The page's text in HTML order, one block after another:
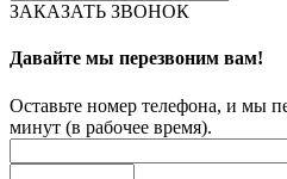
ЗАКАЗАТЬ ЗВОНОК
Давайте мы перезвоним вам!
Оставьте номер телефона, и мы
минут (в рабочее время).